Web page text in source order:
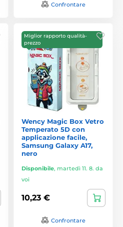
Confrontare
Miglior rapporto qualità-
prezzo
Wency Magic Box Vetro
Temperato 5D con
applicazione facile,
Samsung Galaxy A17,
nero
Disponibile, martedì 11. 8. da
voi
10,23 €
Confrontare